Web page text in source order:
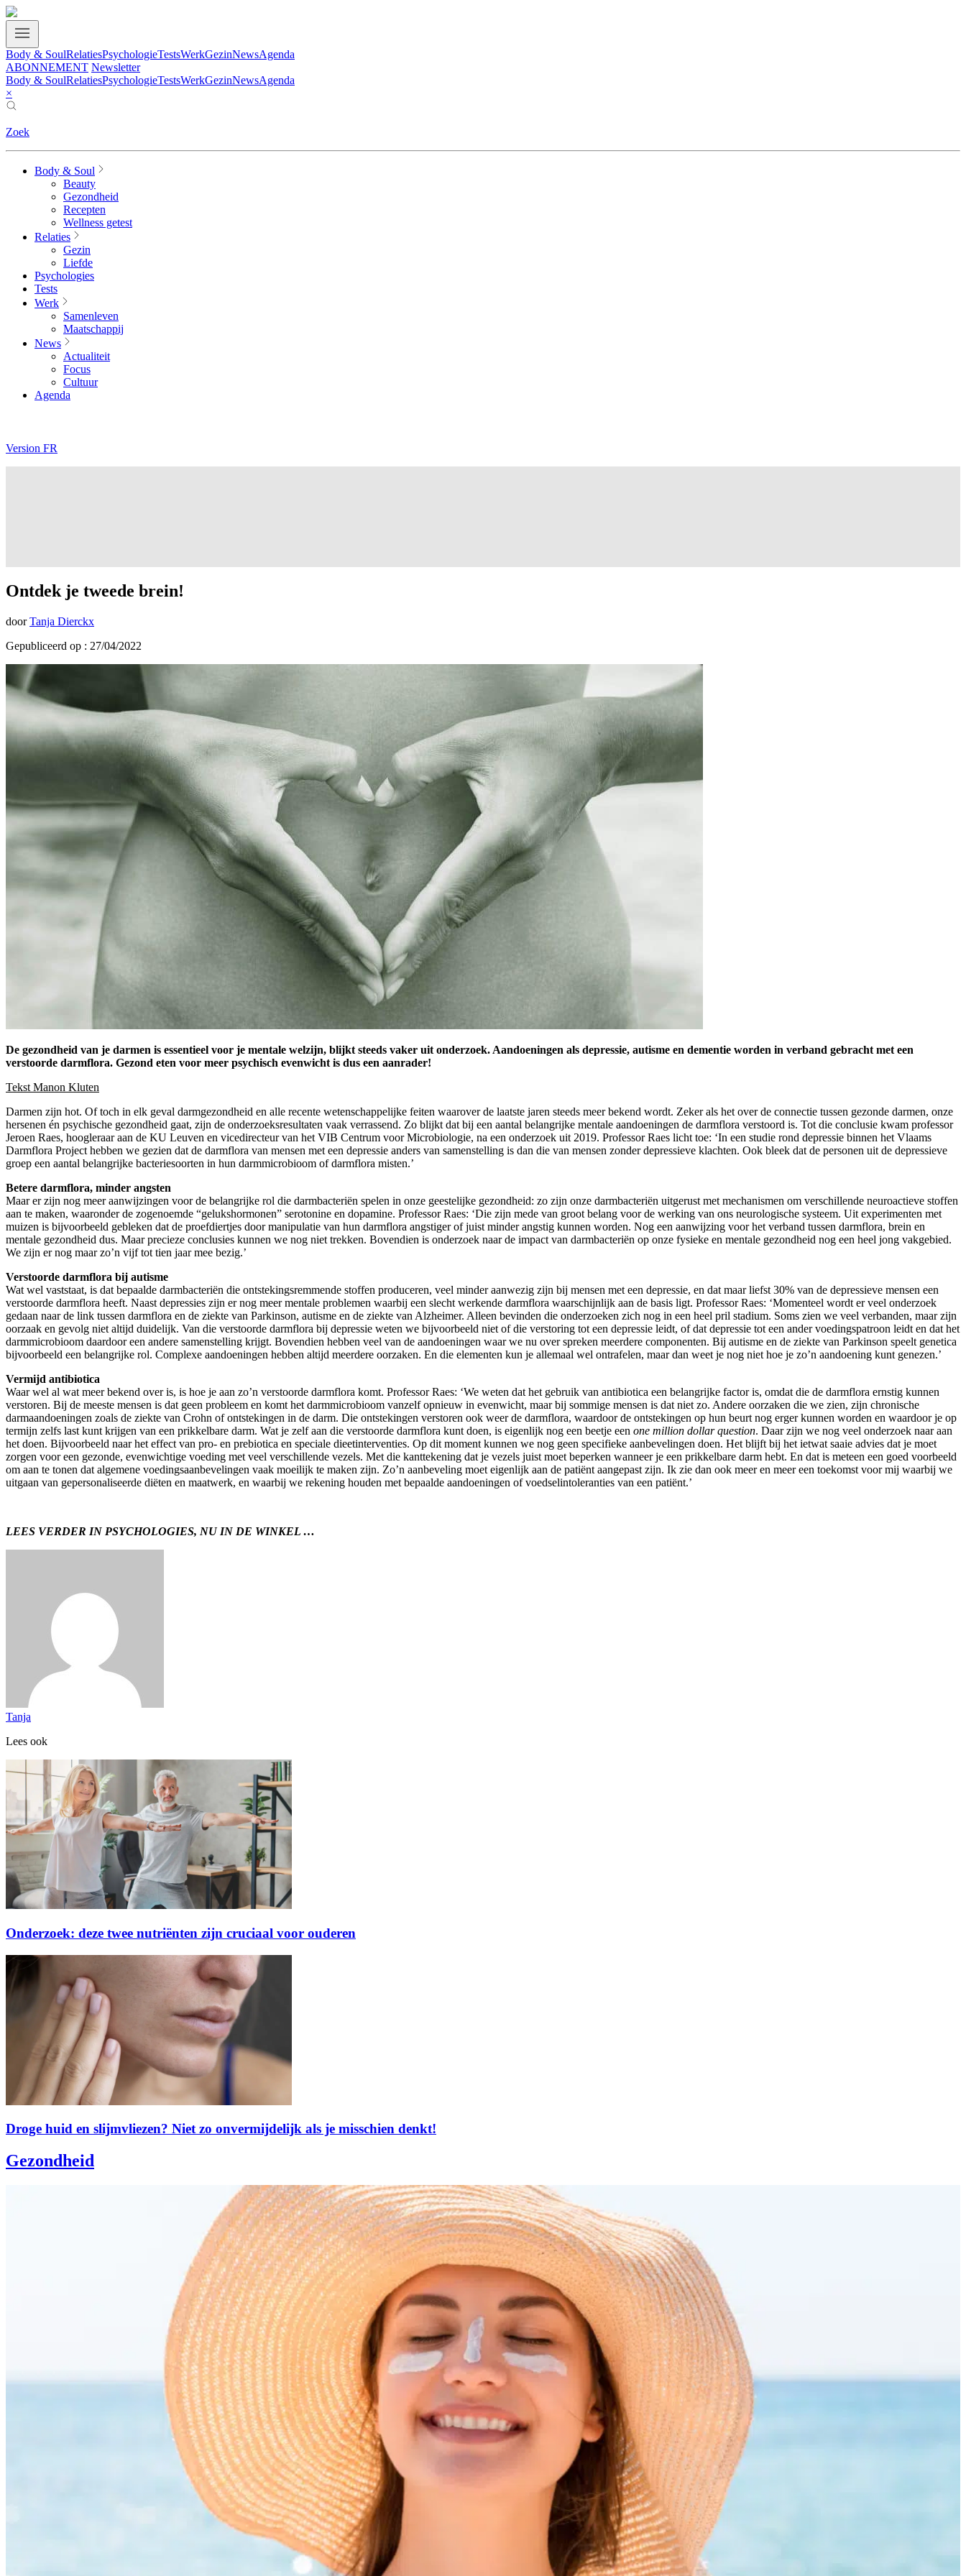
Body & SoulRelatiesPsychologieTestsWerkGezinNewsAgenda
ABONNEMENT Newsletter
Body & SoulRelatiesPsychologieTestsWerkGezinNewsAgenda
×
Zoek
Body & Soul
Beauty
Gezondheid
Recepten
Wellness getest
Relaties
Gezin
Liefde
Psychologies
Tests
Werk
Samenleven
Maatschappij
News
Actualiteit
Focus
Cultuur
Agenda
Version FR
Ontdek je tweede brein!
door Tanja Dierckx
Gepubliceerd op : 27/04/2022
De gezondheid van je darmen is essentieel voor je mentale welzijn, blijkt steeds vaker uit onderzoek. Aandoeningen als depressie, autisme en dementie worden in verband gebracht met een
verstoorde darmflora. Gezond eten voor meer psychisch evenwicht is dus een aanrader!
Tekst Manon Kluten
Darmen zijn hot. Of toch in elk geval darmgezondheid en alle recente wetenschappelijke feiten waarover de laatste jaren steeds meer bekend wordt. Zeker als het over de connectie tussen gezonde darmen, onze
hersenen én psychische gezondheid gaat, zijn de onderzoeksresultaten vaak verrassend. Zo blijkt dat bij een aantal belangrijke mentale aandoeningen de darmflora verstoord is. Tot die conclusie kwam professor
Jeroen Raes, hoogleraar aan de KU Leuven en vicedirecteur van het VIB Centrum voor Microbiologie, na een onderzoek uit 2019. Professor Raes licht toe: ‘In een studie rond depressie binnen het Vlaams
Darmflora Project hebben we gezien dat de darmflora van mensen met een depressie anders van samenstelling is dan die van mensen zonder depressieve klachten. Ook bleek dat de personen uit de depressieve
groep een aantal belangrijke bacteriesoorten in hun darmmicrobioom of darmflora misten.’
Betere darmflora, minder angsten
Maar er zijn nog meer aanwijzingen voor de belangrijke rol die darmbacteriën spelen in onze geestelijke gezondheid: zo zijn onze darmbacteriën uitgerust met mechanismen om verschillende neuroactieve stoffen
aan te maken, waaronder de zogenoemde “gelukshormonen” serotonine en dopamine. Professor Raes: ‘Die zijn mede van groot belang voor de werking van ons neurologische systeem. Uit experimenten met
muizen is bijvoorbeeld gebleken dat de proefdiertjes door manipulatie van hun darmflora angstiger of juist minder angstig kunnen worden. Nog een aanwijzing voor het verband tussen darmflora, brein en
mentale gezondheid dus. Maar precieze conclusies kunnen we nog niet trekken. Bovendien is onderzoek naar de impact van darmbacteriën op onze fysieke en mentale gezondheid nog een heel jong vakgebied.
We zijn er nog maar zo’n vijf tot tien jaar mee bezig.’
Verstoorde darmflora bij autisme
Wat wel vaststaat, is dat bepaalde darmbacteriën die ontstekingsremmende stoffen produceren, veel minder aanwezig zijn bij mensen met een depressie, en dat maar liefst 30% van de depressieve mensen een
verstoorde darmflora heeft. Naast depressies zijn er nog meer mentale problemen waarbij een slecht werkende darmflora waarschijnlijk aan de basis ligt. Professor Raes: ‘Momenteel wordt er veel onderzoek
gedaan naar de link tussen darmflora en de ziekte van Parkinson, autisme en de ziekte van Alzheimer. Alleen bevinden die onderzoeken zich nog in een heel pril stadium. Soms zien we veel verbanden, maar zijn
oorzaak en gevolg niet altijd duidelijk. Van die verstoorde darmflora bij depressie weten we bijvoorbeeld niet of die verstoring tot een depressie leidt, of dat depressie tot een ander voedingspatroon leidt en dat het
darmmicrobioom daardoor een andere samenstelling krijgt. Bovendien hebben veel van de aandoeningen waar we nu over spreken meerdere componenten. Bij autisme en de ziekte van Parkinson speelt genetica
bijvoorbeeld een belangrijke rol. Complexe aandoeningen hebben altijd meerdere oorzaken. En die elementen kun je allemaal wel ontrafelen, maar dan weet je nog niet hoe je zo’n aandoening kunt genezen.’
Vermijd antibiotica
Waar wel al wat meer bekend over is, is hoe je aan zo’n verstoorde darmflora komt. Professor Raes: ‘We weten dat het gebruik van antibiotica een belangrijke factor is, omdat die de darmflora ernstig kunnen
verstoren. Bij de meeste mensen is dat geen probleem en komt het darmmicrobioom vanzelf opnieuw in evenwicht, maar bij sommige mensen is dat niet zo. Andere oorzaken die we zien, zijn chronische
darmaandoeningen zoals de ziekte van Crohn of ontstekingen in de darm. Die ontstekingen verstoren ook weer de darmflora, waardoor de ontstekingen op hun beurt nog erger kunnen worden en waardoor je op
termijn zelfs last kunt krijgen van een prikkelbare darm. Wat je zelf aan die verstoorde darmflora kunt doen, is eigenlijk nog een beetje een one million dollar question. Daar zijn we nog veel onderzoek naar aan
het doen. Bijvoorbeeld naar het effect van pro- en prebiotica en speciale dieetinterventies. Op dit moment kunnen we nog geen specifieke aanbevelingen doen. Het blijft bij het ietwat saaie advies dat je moet
zorgen voor een gezonde, evenwichtige voeding met veel verschillende vezels. Met die kanttekening dat je vezels juist moet beperken wanneer je een prikkelbare darm hebt. En dat is meteen een goed voorbeeld
om aan te tonen dat algemene voedingsaanbevelingen vaak moeilijk te maken zijn. Zo’n aanbeveling moet eigenlijk aan de patiënt aangepast zijn. Ik zie dan ook meer en meer een toekomst voor mij waarbij we
uitgaan van gepersonaliseerde diëten en maatwerk, en waarbij we rekening houden met bepaalde aandoeningen of voedselintoleranties van een patiënt.’
LEES VERDER IN PSYCHOLOGIES, NU IN DE WINKEL …
Tanja
Lees ook
Onderzoek: deze twee nutriënten zijn cruciaal voor ouderen
Droge huid en slijmvliezen? Niet zo onvermijdelijk als je misschien denkt!
Gezondheid